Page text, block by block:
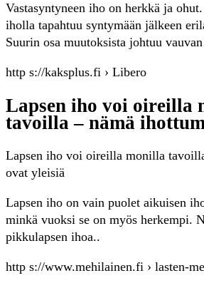
Vastasyntyneen iho on herkkä ja
iholla tapahtuu syntymään jälkeen
Suurin osa muutoksista johtuu
http s://kaksplus.fi › Libero
Lapsen iho voi oireilla
tavoilla – nämä
Lapsen iho voi oireilla monilla
ovat yleisiä
Lapsen iho on vain puolet aikuisen
minkä vuoksi se on myös herkempi.
pikkulapsen ihoa..
http s://www.mehilainen.fi › lasten-